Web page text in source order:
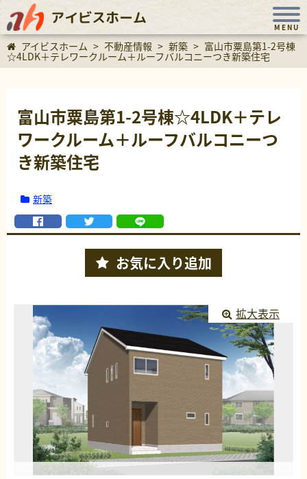
アイビスホーム
MENU
アイビスホーム > 不動産情報 > 新築 > 富山市粟島第1-2号棟
☆4LDK＋テレワークルーム＋ルーフバルコニーつき新築住宅
富山市粟島第1-2号棟☆4LDK＋テレ
ワークルーム＋ルーフバルコニーつ
き新築住宅
新築
お気に入り追加
拡大表示